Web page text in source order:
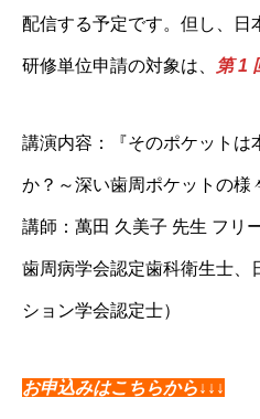
配信する予定です。但し、日
研修単位申請の対象は、 第 1
講演内容：『そのポケットは
か？～深い歯周ポケットの様
講師：萬田 久美子 先生 フリ
歯周病学会認定歯科衛生士、
ション学会認定士）
お申込みはこちらから↓↓↓